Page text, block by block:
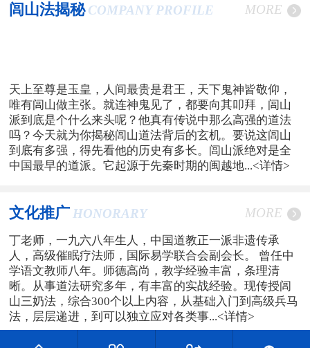
闾山法揭秘 COMPANY PROFILE MORE
天上至尊是玉皇，人间最贵是君王，天下鬼神皆敬仰，
唯有闾山做主张。就连神鬼见了，都要向其叩拜，闾山
派到底是个什么来头呢？他真有传说中那么高强的道法
吗？今天就为你揭秘闾山道法背后的玄机。要说这闾山
到底有多强，得先看他的历史有多长。闾山派绝对是全
中国最早的道派。它起源于先秦时期的闽越地...<详情>
文化推广 HONORARY MORE
丁老师，一九六八年生人，中国道教正一派非遗传承
人，高级催眠疗法师，国际易学联合会副会长。 曾任中
学语文教师八年。师德高尚，教学经验丰富，条理清
晰。从事道法研究多年，有丰富的实战经验。现传授闾
山三奶法，综合300个以上内容，从基础入门到高级兵马
法，层层递进，到可以独立应对各类事...<详情>